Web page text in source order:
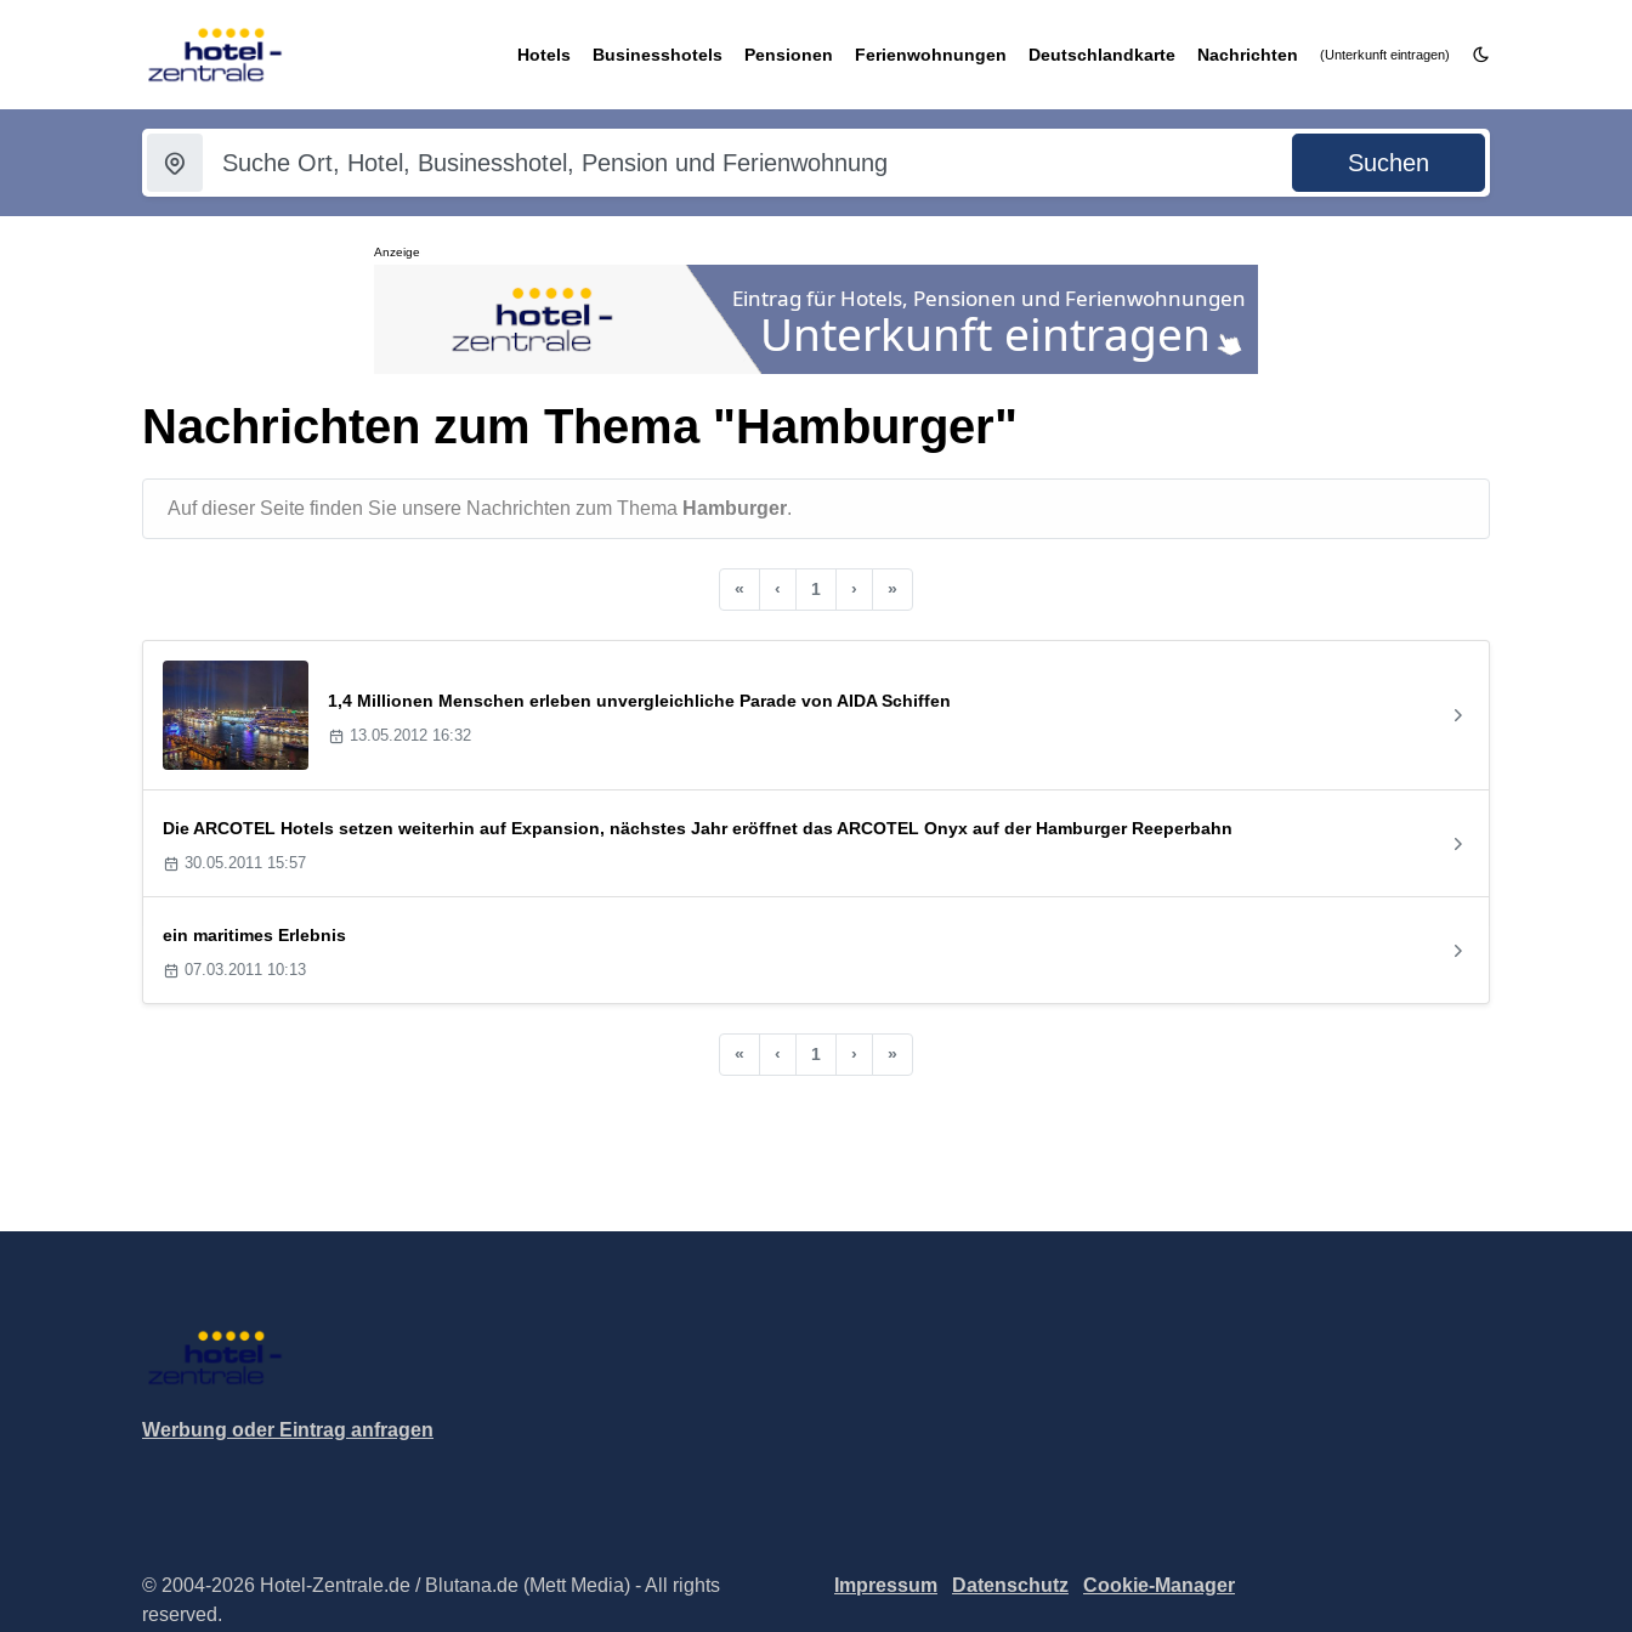
Hotels Businesshotels Pensionen Ferienwohnungen Deutschlandkarte Nachrichten (Unterkunft eintragen)
Suchen
Anzeige
Nachrichten zum Thema "Hamburger"
Auf dieser Seite finden Sie unsere Nachrichten zum Thema Hamburger.
« ‹ 1 › »
1,4 Millionen Menschen erleben unvergleichliche Parade von AIDA Schiffen
13.05.2012 16:32
Die ARCOTEL Hotels setzen weiterhin auf Expansion, nächstes Jahr eröffnet das ARCOTEL Onyx auf der Hamburger Reeperbahn
30.05.2011 15:57
ein maritimes Erlebnis
07.03.2011 10:13
« ‹ 1 › »
Werbung oder Eintrag anfragen
© 2004-2026 Hotel-Zentrale.de / Blutana.de (Mett Media) - All rights
reserved.
Impressum Datenschutz Cookie-Manager